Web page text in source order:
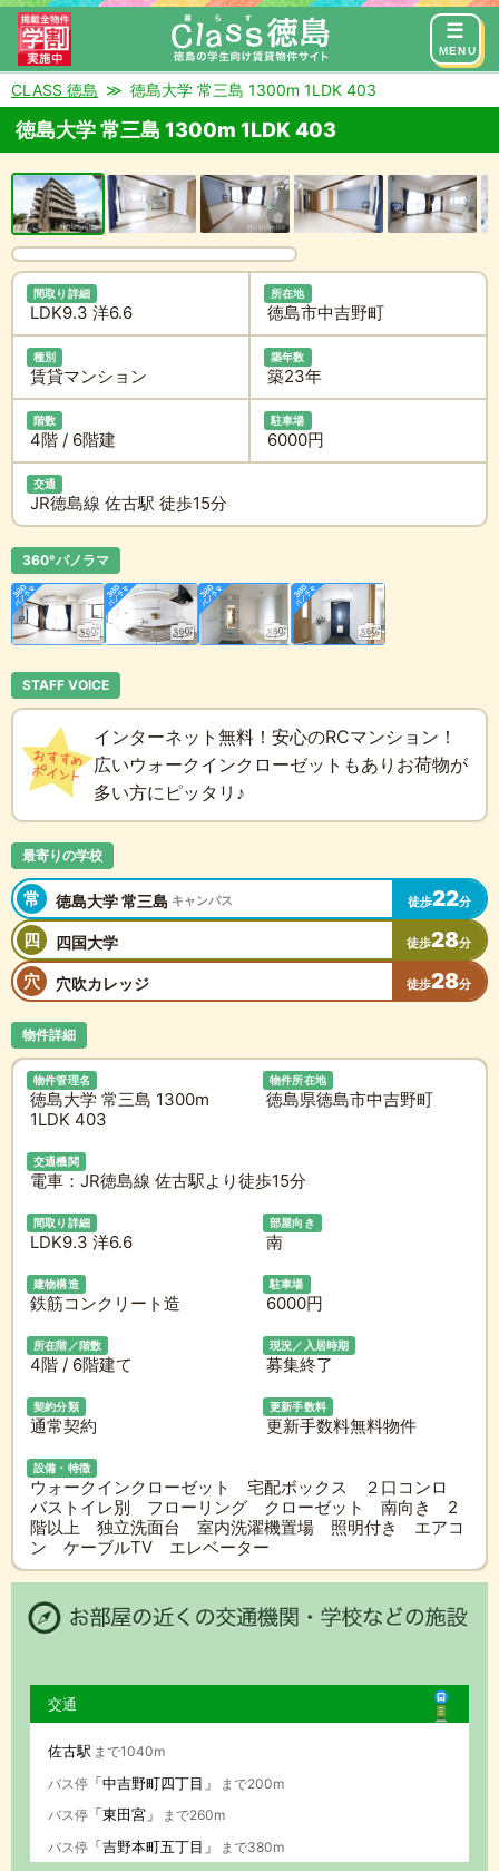
MENU
来店予約 お問い合わせ
CLASS 徳島 徳島大学 常三島 1300m 1LDK 403
徳島大学 常三島 1300m 1LDK 403
間取り詳細
LDK9.3 洋6.6
所在地
徳島市中吉野町
種別
賃貸マンション
築年数
築23年
階数
4階 / 6階建
駐車場
6000円
交通
JR徳島線 佐古駅 徒歩15分
360°パノラマ
STAFF VOICE
インターネット無料！安心のRCマンション！
広いウォークインクローゼットもありお荷物が
多い方にピッタリ♪
最寄りの学校
常 徳島大学 常三島 キャンパス 徒歩22分
四 四国大学 徒歩28分
穴 穴吹カレッジ 徒歩28分
物件詳細
物件管理名
徳島大学 常三島 1300m
1LDK 403
物件所在地
徳島県徳島市中吉野町
交通機関
電車：JR徳島線 佐古駅より徒歩15分
間取り詳細
LDK9.3 洋6.6
部屋向き
南
建物構造
鉄筋コンクリート造
駐車場
6000円
所在階／階数
4階 / 6階建て
現況／入居時期
募集終了
契約分類
通常契約
更新手数料
更新手数料無料物件
設備・特徴
ウォークインクローゼット 宅配ボックス ２口コンロ
バストイレ別 フローリング クローゼット 南向き 2
階以上 独立洗面台 室内洗濯機置場 照明付き エアコ
ン ケーブルTV エレベーター
交通
佐古駅 まで1040m
バス停「中吉野町四丁目」
まで200m
バス停「東田宮」
まで260m
バス停「吉野本町五丁目」 まで380m